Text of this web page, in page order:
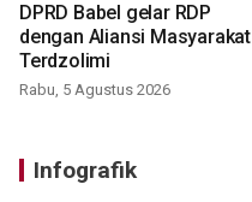
DPRD Babel gelar RDP
dengan Aliansi Masyarakat
Terdzolimi
Rabu, 5 Agustus 2026
Infografik